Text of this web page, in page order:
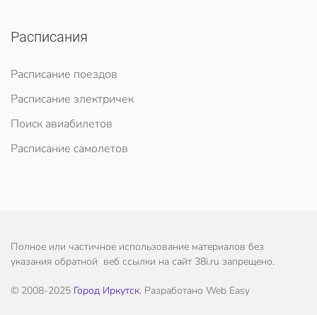
Расписания
Расписание поездов
Расписание электричек
Поиск авиабилетов
Расписание самолетов
Полное или частичное использование материалов без
указания обратной веб ссылки на сайт 38i.ru запрещено.
© 2008-2025 Город Иркутск. Разработано Web Easy